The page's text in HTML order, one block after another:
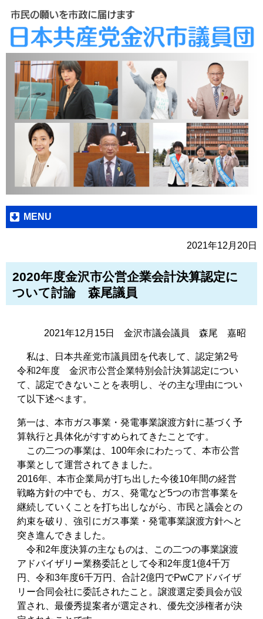
MENU
2021年12月20日
2020年度金沢市公営企業会計決算認定に
ついて討論 森尾議員
2021年12月15日 金沢市議会議員 森尾 嘉昭
私は、日本共産党市議員団を代表して、認定第2号
令和2年度 金沢市公営企業特別会計決算認定につい
て、認定できないことを表明し、その主な理由につい
て以下述べます。
第一は、本市ガス事業・発電事業譲渡方針に基づく予
算執行と具体化がすすめられてきたことです。
この二つの事業は、100年余にわたって、本市公営
事業として運営されてきました。
2016年、本市企業局が打ち出した今後10年間の経営
戦略方針の中でも、ガス、発電など5つの市営事業を
継続していくことを打ち出しながら、市民と議会との
約束を破り、強引にガス事業・発電事業譲渡方針へと
突き進んできました。
令和2年度決算の主なものは、この二つの事業譲渡
アドバイザリー業務委託として令和2年度1億4千万
円、令和3年度6千万円、合計2億円でPwCアドバイザ
リー合同会社に委託されたこと。譲渡選定委員会が設
置され、最優秀提案者が選定され、優先交渉権者が決